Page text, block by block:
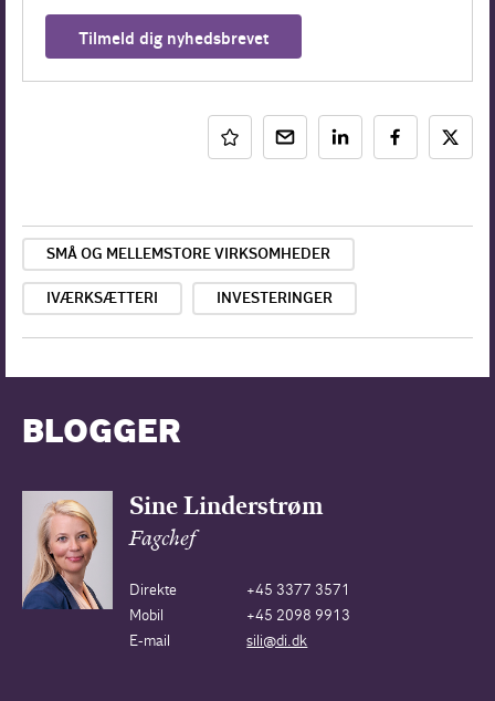
Tilmeld dig nyhedsbrevet
SMÅ OG MELLEMSTORE VIRKSOMHEDER
IVÆRKSÆTTERI INVESTERINGER
BLOGGER
Sine Linderstrøm
Fagchef
Direkte
+45 3377 3571
Mobil
+45 2098 9913
E-mail
sili@di.dk